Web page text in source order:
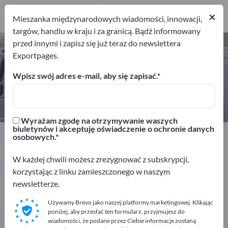
Instalacje alarmowe do pojazdów –
znajdź producentów i dostawców
Exportpages
Pojazdy
Instalacje alarmowe do pojazdów
Reklamuj się bezpłatnie w serwisie
Exportpages!
Szukaj – Oferty – Towary używane – Kontakty biznesowe
×
Mieszanka międzynarodowych wiadomości, innowacji,
targów, handlu w kraju i za granicą. Bądź informowany
przed innymi i zapisz się już teraz do newslettera
Exportpages.
Wpisz swój adres e-mail, aby się zapisać.
Wyrażam zgodę na otrzymywanie waszych
biuletynów i akceptuję oświadczenie o ochronie danych
osobowych.
W każdej chwili możesz zrezygnować z subskrypcji,
korzystając z linku zamieszczonego w naszym
newsletterze.
Używamy Brevo jako naszej platformy marketingowej. Klikając
poniżej, aby przesłać ten formularz, przyjmujesz do
wiadomości, że podane przez Ciebie informacje zostaną